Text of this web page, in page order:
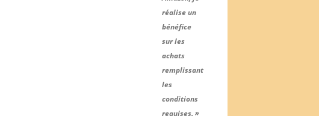
réalise un
bénéfice
sur les
achats
remplissant
les
conditions
requises. »